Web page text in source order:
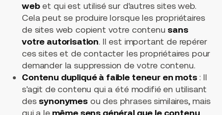
webet qui est utilisé sur d'autres sites web.
Cela peut se produire lorsque les propriétaires
de sites web copient votre contenu sans
votre autorisation. Il est important de repérer
ces sites et de contacter les propriétaires pour
demander la suppression de votre contenu.
Contenu dupliqué à faible teneur en mots: Il
s'agit de contenu qui a été modifié en utilisant
des synonymesou des phrases similaires, mais
qui a lemême sens général que le contenu